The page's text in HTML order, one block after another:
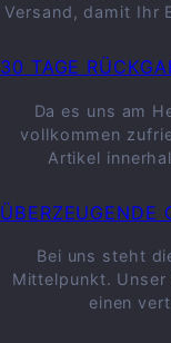
Versand, damit Ihr
30 TAGE
Da es uns am
vollkommen
Artikel
ÜBERZEUGENDE
Bei uns steht
Mittelpunkt.
einen